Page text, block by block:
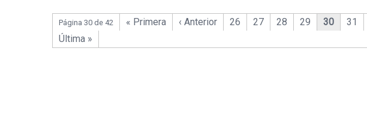
Página 30 de 42 « Primera ‹ Anterior 26 27 28 29 30 31
Última »